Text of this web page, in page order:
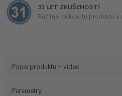
31 LET ZKUŠENOSTÍ
Ručíme za kvalitu produktů
Popis produktu + video
Parametry